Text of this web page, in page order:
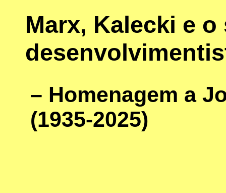
Marx, Kalecki e
– Homenagem a
(1935-2025)